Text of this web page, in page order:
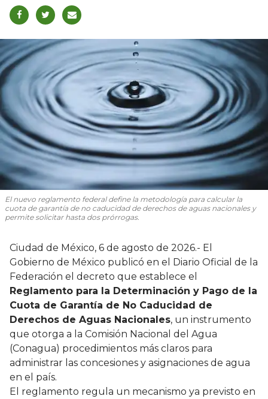
El nuevo reglamento federal define la metodología para calcular la
cuota de garantía de no caducidad de derechos de aguas nacionales y
permite solicitar hasta dos prórrogas.
Ciudad de México, 6 de agosto de 2026.- El
Gobierno de México publicó en el Diario Oficial de la
Federación el decreto que establece el
Reglamento para la Determinación y Pago de la
Cuota de Garantía de No Caducidad de
Derechos de Aguas Nacionales, un instrumento
que otorga a la Comisión Nacional del Agua
(Conagua) procedimientos más claros para
administrar las concesiones y asignaciones de agua
en el país.
El reglamento regula un mecanismo ya previsto en